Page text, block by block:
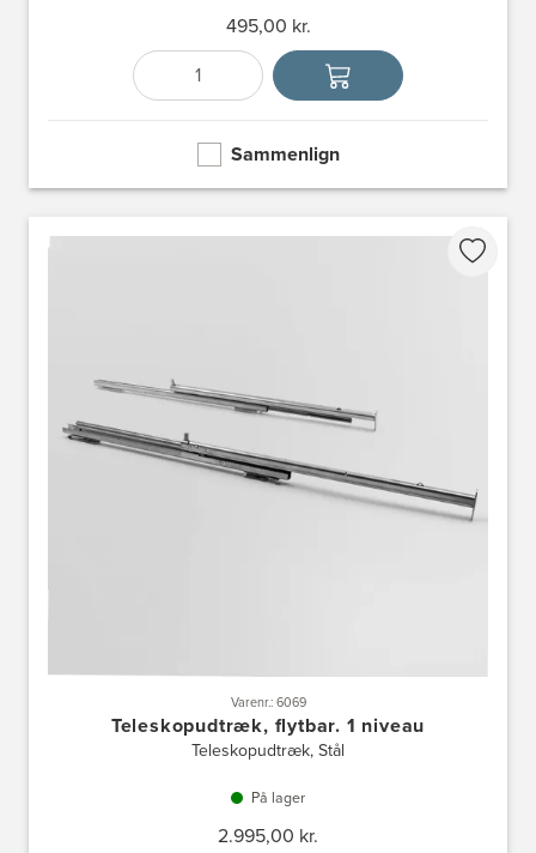
495,00 kr.
Antal
Vælg enhed
Sammenlign
Varenr.: 6069
Teleskopudtræk, flytbar. 1 niveau
Teleskopudtræk, Stål
På lager
2.995,00 kr.